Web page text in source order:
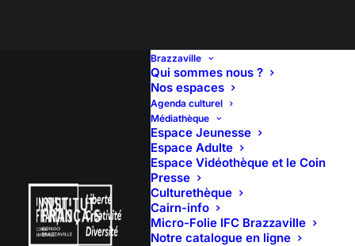
Brazzaville
Qui sommes nous ?
Nos espaces
Agenda culturel
Médiathèque
Espace Jeunesse
Espace Adulte
Espace Vidéothèque et le Coin
Presse
Culturethèque
Cairn-info
Micro-Folie IFC Brazzaville
Notre catalogue en ligne
PROCÉDURE
CAMPUS
FRANCE